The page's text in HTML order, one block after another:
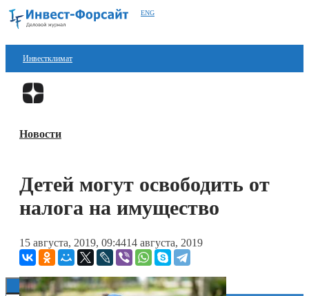
ENG
Инвестклимат
Финансы
Блокчейн
Технологии
Книги
Новости
Детей могут освободить от
налога на имущество
15 августа, 2019, 09:4414 августа, 2019